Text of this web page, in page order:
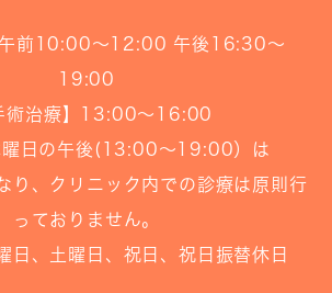
午前10:00〜12:00 午後16:30〜
19:00
術治療】13:00～16:00
日の午後(13:00～19:00）は
り、クリニック内での診療は原則行
っておりません。
日、土曜日、祝日、祝日振替休日